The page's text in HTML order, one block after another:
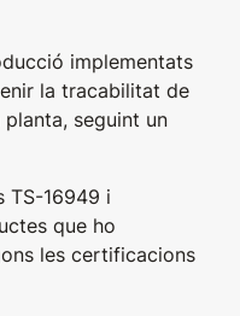
implementats
la tracabilitat de
seguint un
TS-16949 i
que ho
les certificacions